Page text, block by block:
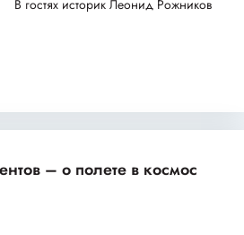
В гостях историк Леонид Рожников
– о полете в космос